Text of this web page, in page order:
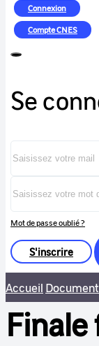
Connexion
CompteCNES
Se
Mot de passe oublié ?
S'inscrire
Accueil